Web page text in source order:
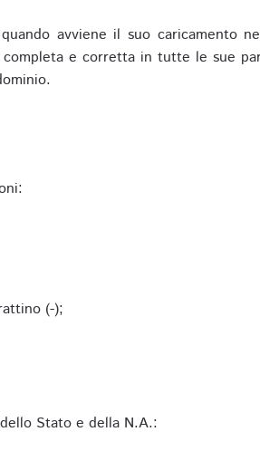
avviene il suo caricamento
e corretta in tutte le sue
(-);
Stato e della N.A.: